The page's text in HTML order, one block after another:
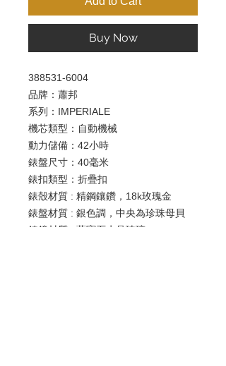
Buy Now
388531-6004
品牌：蕭邦
系列：IMPERIALE
機芯類型：自動機械
動力儲備：42小時
錶盤尺寸：40毫米
錶扣類型：折疊扣
錶殼材質 : 精鋼鑲鑽，18k玫瑰金
錶盤材質 : 銀色調，中央為珍珠母貝
錶鏡材質 : 藍寶石水晶玻璃